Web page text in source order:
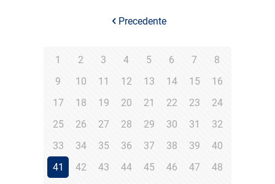
Precedente
1 2 3 4 5 6 7
8
9
10 11 12 13 14 15
16
17
18 19 20 21 22 23
24
25
26 27 28 29 30 31
32
33
34 35 36 37 38 39
40
41
42 43 44 45 46 47
48